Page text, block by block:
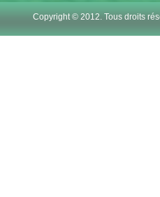
Copyright © 2012. Tous droits